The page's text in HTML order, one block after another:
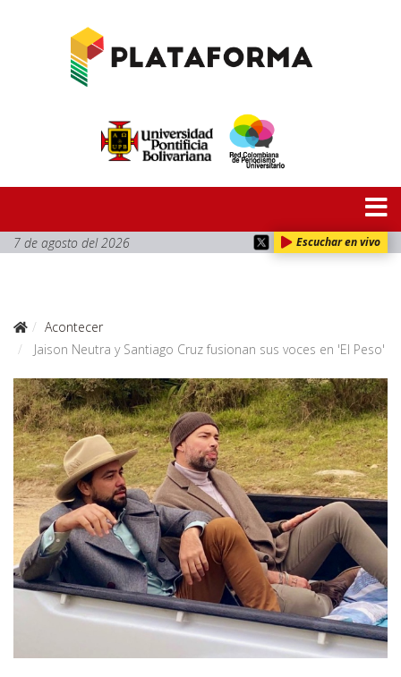
7 de agosto del 2026 Escuchar en vivo
Acontecer
Jaison Neutra y Santiago Cruz fusionan sus voces en 'El Peso'